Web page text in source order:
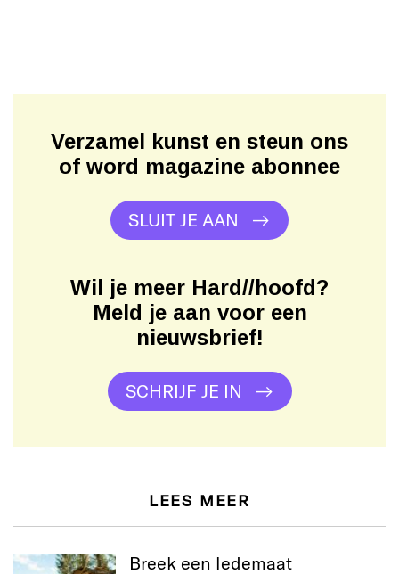
Verzamel kunst en steun ons
of word magazine abonnee
SLUIT JE AAN
Wil je meer Hard//hoofd?
Meld je aan voor een
nieuwsbrief!
SCHRIJF JE IN
LEES MEER
Breek een ledemaat